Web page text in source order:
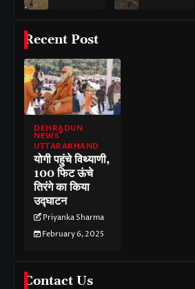
Recent Post
DEHRADUN
NEWS
UTTARAKHAND
योगी पहुंचे विथ्याणी,
100 फिट ऊंचे
तिरंगे का किया
उद्घाटन
Priyanka Sharma
February 6, 2025
Contact Us